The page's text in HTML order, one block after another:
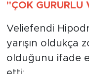
"ÇOK GURURLU
Veliefendi
yarışın oldukça
olduğunu ifade